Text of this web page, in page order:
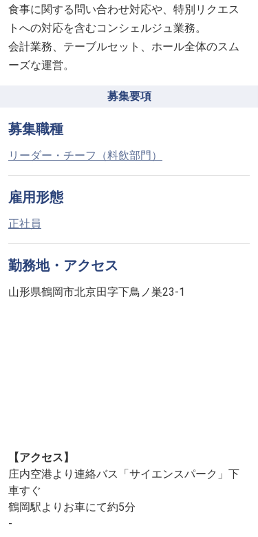
食事に関する問い合わせ対応や、特別リクエス
トへの対応を含むコンシェルジュ業務。
会計業務、テーブルセット、ホール全体のスム
ーズな運営。
募集要項
募集職種
リーダー・チーフ（料飲部門）
雇用形態
正社員
勤務地・アクセス
山形県鶴岡市北京田字下鳥ノ巣23-1
【アクセス】
庄内空港より連絡バス「サイエンスパーク」下
車すぐ
鶴岡駅よりお車にて約5分
-